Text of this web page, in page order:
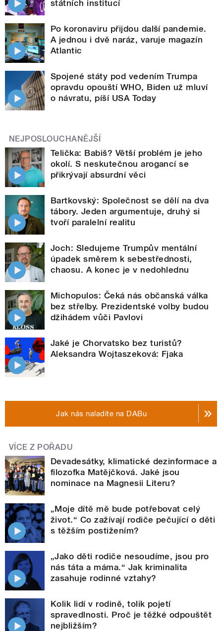
státních institucí
Po koronaviru přijdou další pandemie.
A jednou i dvě naráz, varuje magazín
Atlantic
Spojené státy pod vedením Trumpa
opravdu opouští WHO, Biden už mluví
o návratu, píší USA Today
NEJPOSLOUCHANĚJŠÍ
Telička: Babiš? Větší problém je jeho
okolí. S neskutečnou arogancí se
přikrývají absurdní věci
Bartkovský: Společnost se dělí na dva
tábory. Jeden argumentuje, druhý si
tvoří paralelní realitu
Joch: Sledujeme Trumpův mentální
úpadek směrem k sebestřednosti,
chaosu. A konec je v nedohlednu
Michopulos: Čeká nás občanská válka
bez střelby. Prezidentské volby budou
džihádem vůči Pavlovi
Jaké je Chorvatsko bez turistů?
Aleksandra Wojtaszeková: Fjaka
Jak nás naladíte na DABu
VÍCE Z POŘADU
Devadesátky, klimatické dezinformace a
filozofka Matějčková. Jaké jsou
nominace na Magnesii Literu?
„Moje dítě mě bude potřebovat celý
život.“ Co zažívají rodiče pečující o děti
s těžším postižením?
„Jako děti rodiče nesoudíme, jsou pro
nás táta a máma.“ Jak kriminalita
zasahuje rodinné vztahy?
Kolik lidí v rodině, tolik pojetí
spravedlnosti. Proč je těžké odpouštět
nejbližším?